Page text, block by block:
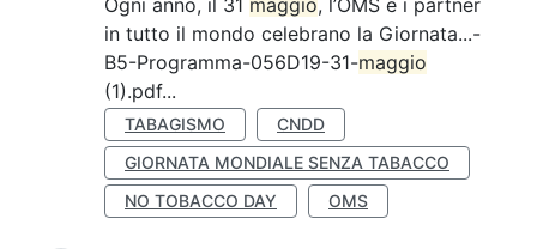
Ogni anno, il 31 maggio, l’OMS e i partner
in tutto il mondo celebrano la Giornata...-
B5-Programma-056D19-31-maggio
(1).pdf...
TABAGISMO
CNDD
GIORNATA MONDIALE SENZA TABACCO
NO TOBACCO DAY
OMS